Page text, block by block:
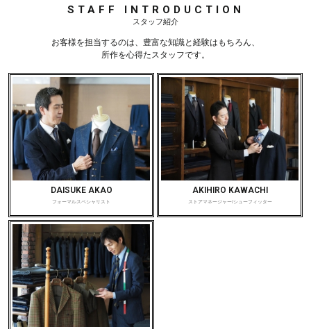
STAFF INTRODUCTION
スタッフ紹介
お客様を担当するのは、 豊富な知識と経験はもちろん、
所作を心得たスタッフです。
DAISUKE AKAO
フォーマルスペシャリスト
AKIHIRO KAWACHI
ストアマネージャー/シューフィッター